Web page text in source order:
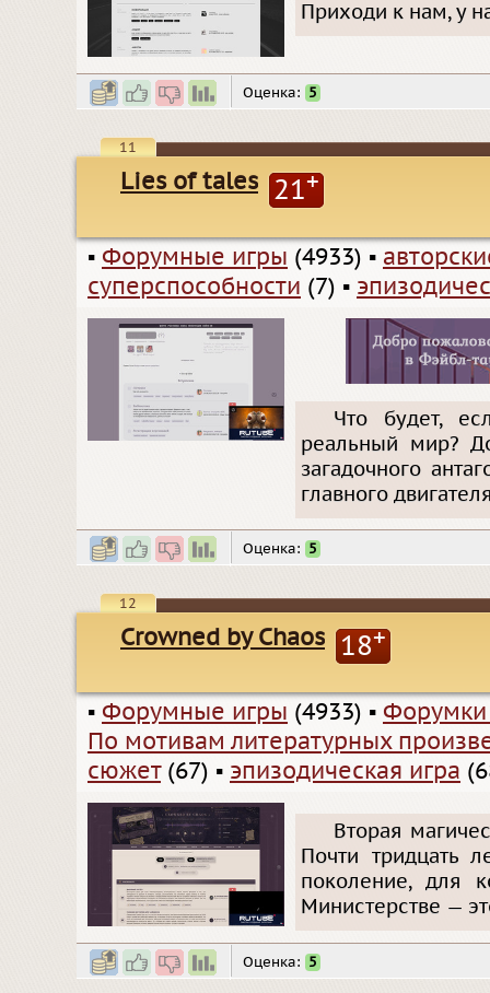
Приходи к нам, у
Оценка: 5
11
Lies of tales 21+
▪ Форумные игры (4933) ▪
суперспособности (7) ▪
Что будет,
реальный мир?
загадочного
главного
Оценка: 5
12
Crowned by Chaos 18+
▪ Форумные игры (4933) ▪
По мотивам литературных
сюжет(67) ▪ эпизодическая игра
Вторая
Почти тридцать
поколение, для
Министерстве —
Оценка: 5